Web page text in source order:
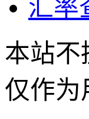
汇率
本站不
仅作为